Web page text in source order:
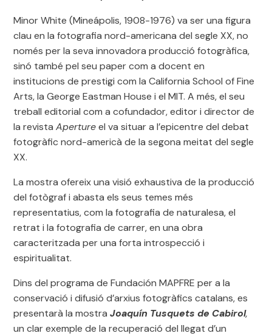
Minor White (Mineápolis, 1908-1976) va ser una figura
clau en la fotografia nord-americana del segle XX, no
només per la seva innovadora producció fotogràfica,
sinó també pel seu paper com a docent en
institucions de prestigi com la California School of Fine
Arts, la George Eastman House i el MIT. A més, el seu
treball editorial com a cofundador, editor i director de
la revistaApertureel va situar a l’epicentre del debat
fotogràfic nord-americà de la segona meitat del segle
XX.
La mostra ofereix una visió exhaustiva de la producció
del fotògraf i abasta els seus temes més
representatius, com la fotografia de naturalesa, el
retrat i la fotografia de carrer, en una obra
caracteritzada per una forta introspecció i
espiritualitat.
Dins del programa de Fundación MAPFRE per a la
conservació i difusió d’arxius fotogràfics catalans, es
presentarà la mostraJoaquín Tusquets de Cabirol,
un clar exemple de la recuperació del llegat d’un